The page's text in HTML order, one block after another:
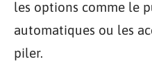
les options comme le
automatiques ou les
piler.